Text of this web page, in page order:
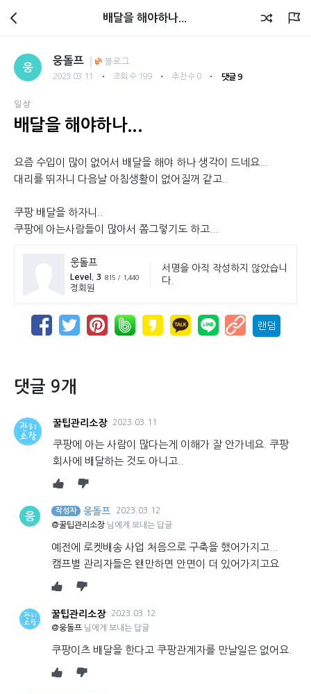
회원광장
배달을 해야하나...
웅
웅돌프 블로그
2023.03.11 ・ 조회 수 199 ・ 추천 수 0 ・ 댓글 9
일상
배달을 해야하나...
요즘 수입이 많이 없어서 배달을 해야 하나 생각이 드네요...
대리를 뛰자니 다음날 아침생활이 없어질꺼 같고..
쿠팡 배달을 하자니..
쿠팡에 아는사람들이 많아서 쫌그렇기도 하고...
웅돌프
Level. 3 815 / 1,440
정회원
서명을 아직 작성하지 않았습니
다.
랜덤
댓글 9개
꿀팁관리소장 2023.03.11
쿠팡에 아는 사람이 많다는게 이해가 잘 안가네요. 쿠팡
회사에 배달하는 것도 아니고..
웅 작성자 웅돌프
2023.03.12
@꿀팁관리소장 님에게 보내는 답글
예전에 로켓배송 사업 처음으로 구축을 했어가지고...
캠프별 관리자들은 왠만하면 안면이 더 있어가지고요
꿀팁관리소장
2023.03.12
@웅돌프 님에게 보내는 답글
쿠팡이츠 배달을 한다고 쿠팡관계자를 만날일은 없어요.